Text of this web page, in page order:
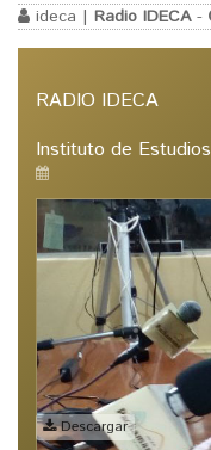
ideca | Radio IDECA-
RADIO IDECA
Instituto de
Descargar